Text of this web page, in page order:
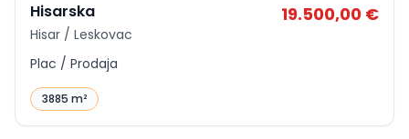
Hisarska
Hisar / Leskovac
19.500,00 €
Plac / Prodaja
3885 m²
IDp-7036